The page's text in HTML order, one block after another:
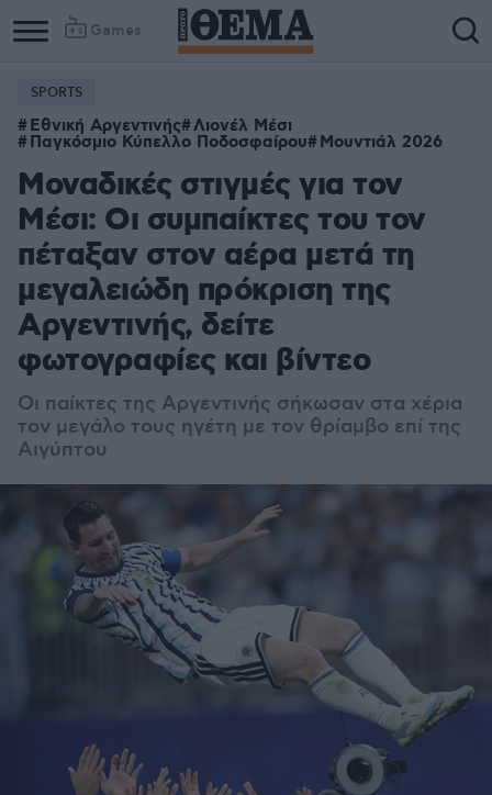
Games
SPORTS
Εθνική Αργεντινής Λιονέλ Μέσι
Παγκόσμιο Κύπελλο Ποδοσφαίρου Μουντιάλ 2026
Μοναδικές στιγμές για τον
Μέσι: Οι συμπαίκτες του τον
πέταξαν στον αέρα μετά τη
μεγαλειώδη πρόκριση της
Αργεντινής, δείτε
φωτογραφίες και βίντεο
Οι παίκτες της Αργεντινής σήκωσαν στα χέρια
τον μεγάλο τους ηγέτη με τον θρίαμβο επί της
Αιγύπτου